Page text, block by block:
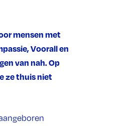
mensen met
Voorall en
van nah. Op
ze thuis niet